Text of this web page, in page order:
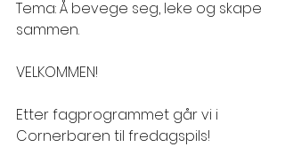
Tema: Å bevege seg, leke og skape
sammen.
VELKOMMEN!
Etter fagprogrammet går vi i
Cornerbaren til fredagspils!